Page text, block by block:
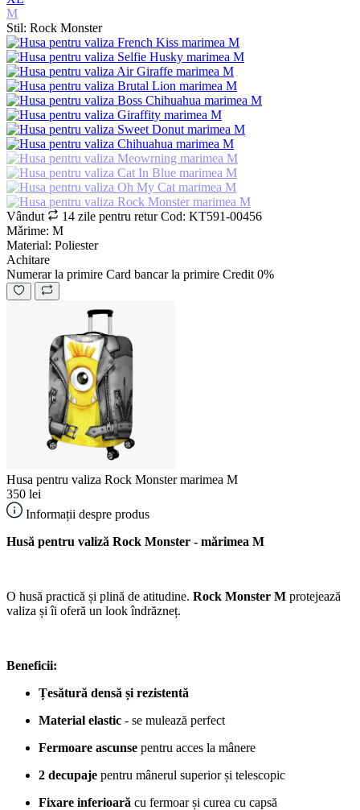
M
Stil: Rock Monster
Vândut 14 zile pentru returCod: KT591-00456
Mǎrime: M
Material: Poliester
Achitare
Numerar la primire Card bancar la primire Credit 0%
Husa pentru valiza Rock Monster marimea M
350 lei
Informații despre produs
Husă pentru valiză Rock Monster - mărimea M
O husă practică și plină de atitudine. Rock Monster M protejează
valiza și îi oferă un look îndrăzneț.
Beneficii:
Țesătură densă și rezistentă
Material elastic - se mulează perfect
Fermoare ascunse pentru acces la mânere
2 decupaje pentru mânerul superior și telescopic
Fixare inferioară cu fermoar și curea cu capsă